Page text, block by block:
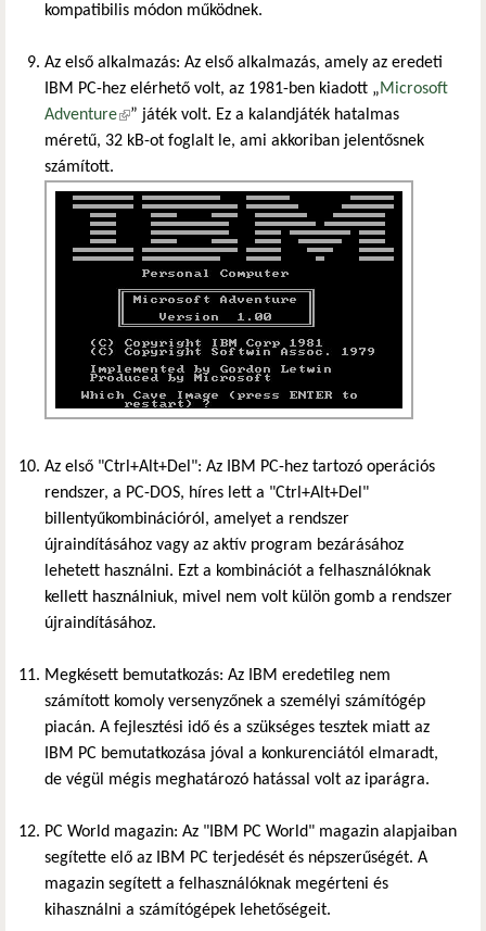
kompatibilis módon működnek.
Az első alkalmazás: Az első alkalmazás, amely az eredeti
IBM PC-hez elérhető volt, az 1981-ben kiadott „Microsoft
Adventure(külső hivatkozás)
” játék volt. Ez a kalandjáték hatalmas
méretű, 32 kB-ot foglalt le, ami akkoriban jelentősnek
számított.
Az első "Ctrl+Alt+Del": Az IBM PC-hez tartozó operációs
rendszer, a PC-DOS, híres lett a "Ctrl+Alt+Del"
billentyűkombinációról, amelyet a rendszer
újraindításához vagy az aktív program bezárásához
lehetett használni. Ezt a kombinációt a felhasználóknak
kellett használniuk, mivel nem volt külön gomb a rendszer
újraindításához.
Megkésett bemutatkozás: Az IBM eredetileg nem
számított komoly versenyzőnek a személyi számítógép
piacán. A fejlesztési idő és a szükséges tesztek miatt az
IBM PC bemutatkozása jóval a konkurenciától elmaradt,
de végül mégis meghatározó hatással volt az iparágra.
PC World magazin: Az "IBM PC World" magazin alapjaiban
segítette elő az IBM PC terjedését és népszerűségét. A
magazin segített a felhasználóknak megérteni és
kihasználni a számítógépek lehetőségeit.